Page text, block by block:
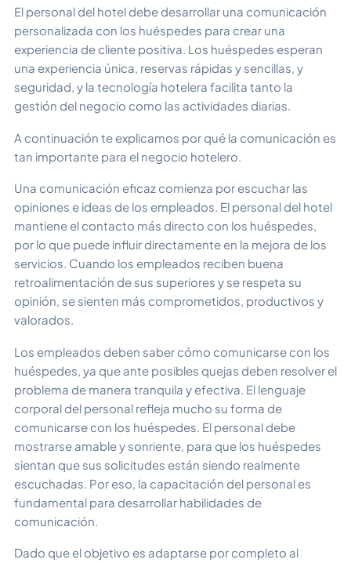
El personal del hotel debe desarrollar una comunicación
personalizada con los huéspedes para crear una
experiencia de cliente positiva. Los huéspedes esperan
una experiencia única, reservas rápidas y sencillas, y
seguridad, y la tecnología hotelera facilita tanto la
gestión del negocio como las actividades diarias.
A continuación te explicamos por qué la comunicación es
tan importante para el negocio hotelero.
Una comunicación eficaz comienza por escuchar las
opiniones e ideas de los empleados. El personal del hotel
mantiene el contacto más directo con los huéspedes,
por lo que puede influir directamente en la mejora de los
servicios. Cuando los empleados reciben buena
retroalimentación de sus superiores y se respeta su
opinión, se sienten más comprometidos, productivos y
valorados.
Los empleados deben saber cómo comunicarse con los
huéspedes, ya que ante posibles quejas deben resolver el
problema de manera tranquila y efectiva. El lenguaje
corporal del personal refleja mucho su forma de
comunicarse con los huéspedes. El personal debe
mostrarse amable y sonriente, para que los huéspedes
sientan que sus solicitudes están siendo realmente
escuchadas. Por eso, la capacitación del personal es
fundamental para desarrollar habilidades de
comunicación.
Dado que el objetivo es adaptarse por completo al